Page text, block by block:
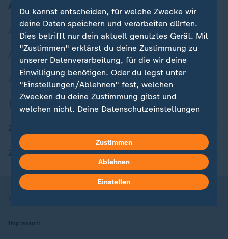
Aktuell bei ZDFheute
Zuletzt veröffentlicht
Aktuelle Sendungs-Videos
ZDFheute Stories
Themen im Überblick
ZDFheute Apps
Nutzungsbedingungen
Impressum
Du kannst entscheiden, für welche Zwecke wir
deine Daten speichern und verarbeiten dürfen.
Dies betrifft nur dein aktuell genutztes Gerät. Mit
"Zustimmen" erklärst du deine Zustimmung zu
unserer Datenverarbeitung, für die wir deine
Einwilligung benötigen. Oder du legst unter
"Einstellungen/Ablehnen" fest, welchen
Zwecken du deine Zustimmung gibst und
welchen nicht. Deine Datenschutzeinstellungen
in deinen Einstellungen widerrufen oder ändern.
Hier findest du das Impressum.
Weitere Informationen findest du in unserer
Datenschutzerklärung.
Zustimmen
Ablehnen
Einstellen